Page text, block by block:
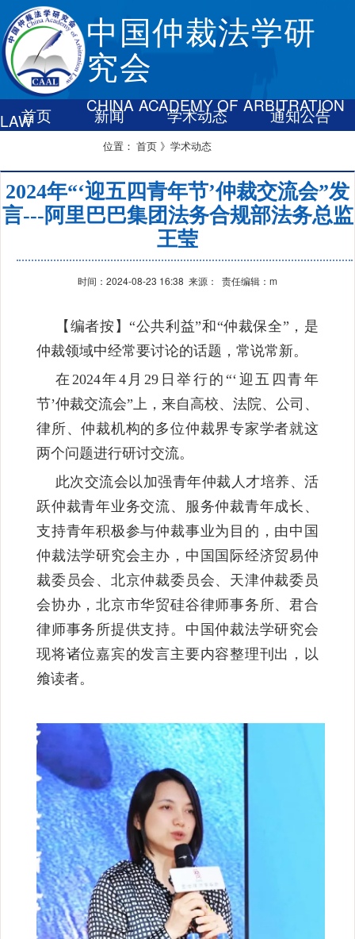
中国仲裁法学研
究会
CHINA ACADEMY OF ARBITRATION
LAW首页 新闻 学术动态
通知公告
位置： 首页 》学术动态
2024年“‘迎五四青年节’仲裁交流会”发
言---阿里巴巴集团法务合规部法务总监
王莹
时间：2024-08-23 16:38 来源： 责任编辑：m
【编者按】“公共利益”和“仲裁保全”，是
仲裁领域中经常要讨论的话题，常说常新。
在2024年4月29日举行的“‘迎五四青年
节’仲裁交流会”上，来自高校、法院、公司、
律所、仲裁机构的多位仲裁界专家学者就这
两个问题进行研讨交流。
此次交流会以加强青年仲裁人才培养、活
跃仲裁青年业务交流、服务仲裁青年成长、
支持青年积极参与仲裁事业为目的，由中国
仲裁法学研究会主办，中国国际经济贸易仲
裁委员会、北京仲裁委员会、天津仲裁委员
会协办，北京市华贸硅谷律师事务所、君合
律师事务所提供支持。中国仲裁法学研究会
现将诸位嘉宾的发言主要内容整理刊出，以
飨读者。